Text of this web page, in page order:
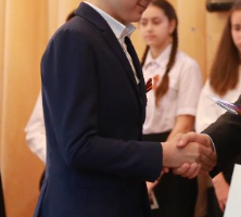
реформа
коррупции
организации
информация
служба
паспортов 22.04.2019
вручение